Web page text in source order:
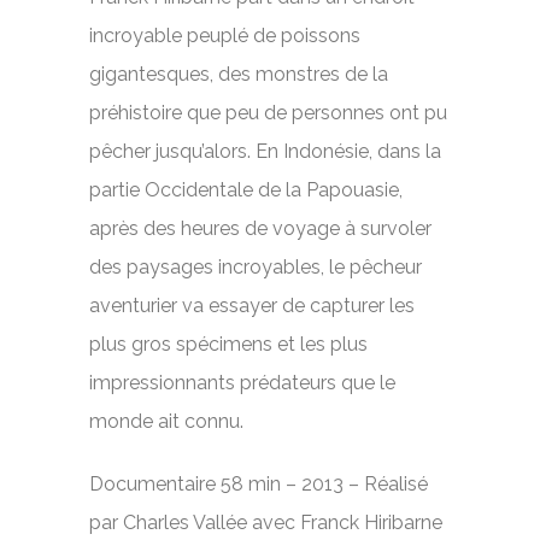
incroyable peuplé de poissons
gigantesques, des monstres de la
préhistoire que peu de personnes ont pu
pêcher jusqu’alors. En Indonésie, dans la
partie Occidentale de la Papouasie,
après des heures de voyage à survoler
des paysages incroyables, le pêcheur
aventurier va essayer de capturer les
plus gros spécimens et les plus
impressionnants prédateurs que le
monde ait connu.
Documentaire 58 min – 2013 – Réalisé
par Charles Vallée avec Franck Hiribarne